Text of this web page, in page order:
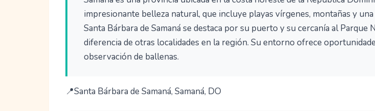
impresionante belleza natural, que incluye playas vírgenes, montañas y
Santa Bárbara de Samaná se destaca por su puerto y su cercanía al Parque
diferencia de otras localidades en la región. Su entorno ofrece
observación de ballenas.
Santa Bárbara de Samaná, Samaná, DO